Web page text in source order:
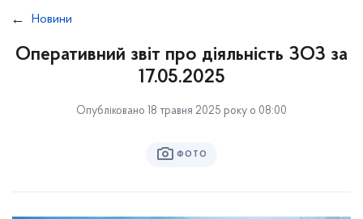
Новини
Оперативний звіт про діяльність ЗОЗ за
17.05.2025
Опубліковано 18 травня 2025 року о 08:00
ФОТО